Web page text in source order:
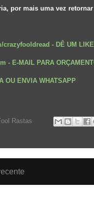
por mais uma vez
crazyfooldread - DÊ UM
- E-MAIL PARA
OU ENVIA WHATSAPP
Rastas